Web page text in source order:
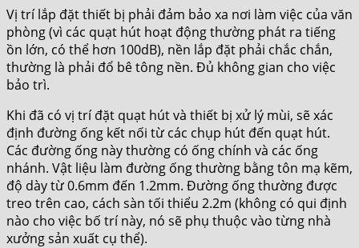
Vị trí lắp đặt thiết bị phải đảm bảo xa nơi làm việc của văn
phòng (vì các quạt hút hoạt động thường phát ra tiếng
ồn lớn, có thể hơn 100dB), nền lắp đặt phải chắc chắn,
thường là phải đổ bê tông nền. Đủ không gian cho việc
bảo trì.
Khi đã có vị trí đặt quạt hút và thiết bị xử lý mùi, sẽ xác
định đường ống kết nối từ các chụp hút đến quạt hút.
Các đường ống này thường có ống chính và các ống
nhánh. Vật liệu làm đường ống thường bằng tôn mạ kẽm,
độ dày từ 0.6mm đến 1.2mm. Đường ống thường được
treo trên cao, cách sàn tối thiểu 2.2m (không có qui định
nào cho việc bố trí này, nó sẽ phụ thuộc vào từng nhà
xưởng sản xuất cụ thể).